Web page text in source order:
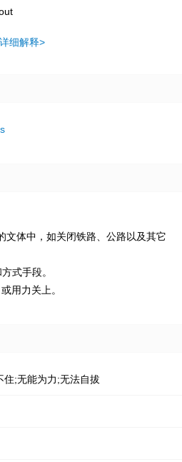
细解释>
文体中，如关闭铁路、公路以及其它
式手段。
用力关上。
住;无能为力;无法自拔